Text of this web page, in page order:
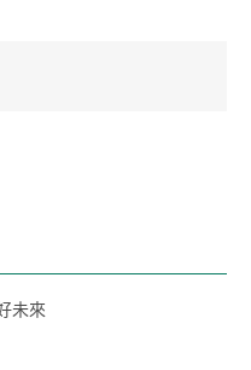
未來